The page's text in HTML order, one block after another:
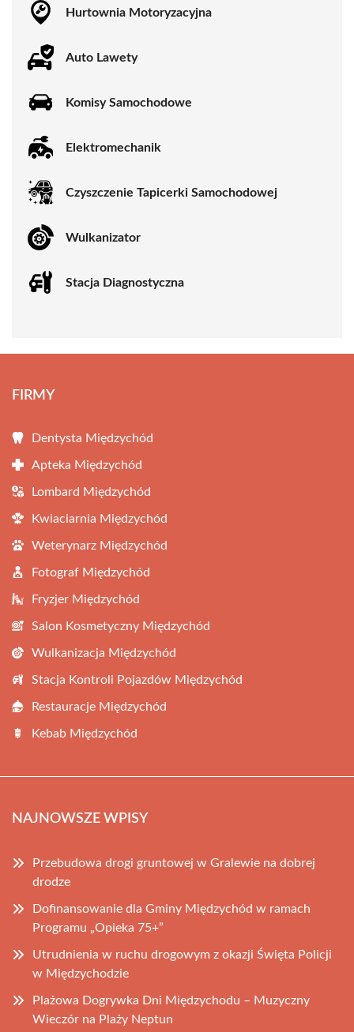
Hurtownia Motoryzacyjna
Auto Lawety
Komisy Samochodowe
Elektromechanik
Czyszczenie Tapicerki Samochodowej
Wulkanizator
Stacja Diagnostyczna
FIRMY
Dentysta Międzychód
Apteka Międzychód
Lombard Międzychód
Kwiaciarnia Międzychód
Weterynarz Międzychód
Fotograf Międzychód
Fryzjer Międzychód
Salon Kosmetyczny Międzychód
Wulkanizacja Międzychód
Stacja Kontroli Pojazdów Międzychód
Restauracje Międzychód
Kebab Międzychód
NAJNOWSZE WPISY
Przebudowa drogi gruntowej w Gralewie na dobrej
drodze
Dofinansowanie dla Gminy Międzychód w ramach
Programu „Opieka 75+”
Utrudnienia w ruchu drogowym z okazji Święta Policji
w Międzychodzie
Plażowa Dogrywka Dni Międzychodu – Muzyczny
Wieczór na Plaży Neptun